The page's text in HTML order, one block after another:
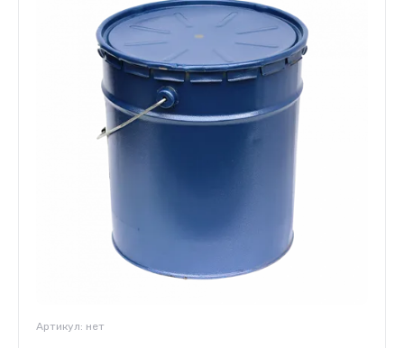
Артикул: нет